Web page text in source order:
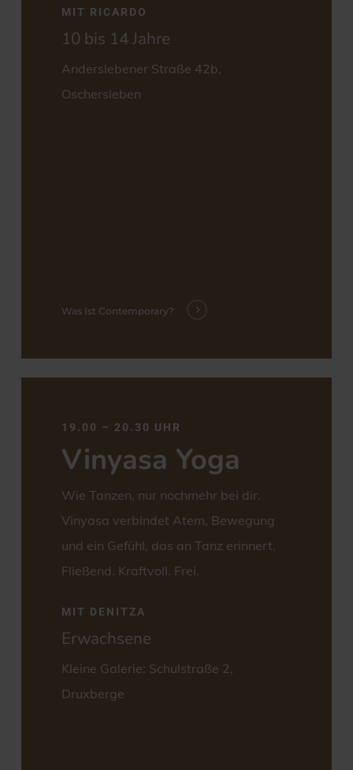
MIT RICARDO
10 bis 14 Jahre
Anderslebener Straße 42b,
Oschersleben
Was Ist Contemporary?
19.00 – 20.30 UHR
Vinyasa Yoga
Wie Tanzen, nur nochmehr bei dir.
Vinyasa verbindet Atem, Bewegung
und ein Gefühl, das an Tanz erinnert.
Fließend. Kraftvoll. Frei.
MIT DENITZA
Erwachsene
Kleine Galerie: Schulstraße 2,
Druxberge